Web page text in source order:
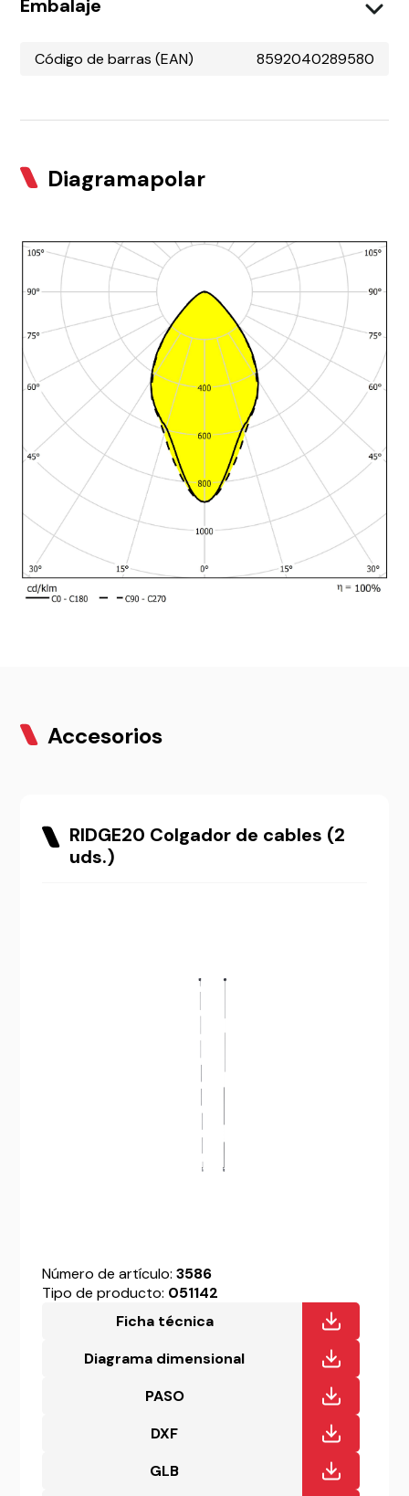
Embalaje
Código de barras (EAN) 8592040289580
Diagramapolar
Accesorios
RIDGE20 Colgador de cables (2
uds.)
Número de artículo:3586
Tipo de producto: 051142
Ficha técnica
Diagrama dimensional
PASO
DXF
GLB